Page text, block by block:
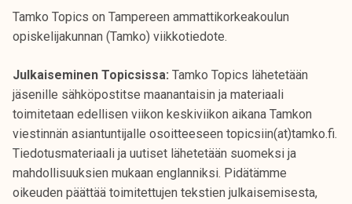
r
n
a
m
m
a
Tamko Topics on Tampereen ammattikorkeakoulun
opiskelijakunnan (Tamko) viikkotiedote.
Julkaiseminen Topicsissa: Tamko Topics lähetetään
jäsenille sähköpostitse maanantaisin ja materiaali
toimitetaan edellisen viikon keskiviikon aikana Tamkon
viestinnän asiantuntijalle osoitteeseen topicsiin(at)tamko.fi.
Tiedotusmateriaali ja uutiset lähetetään suomeksi ja
mahdollisuuksien mukaan englanniksi. Pidätämme
oikeuden päättää toimitettujen tekstien julkaisemisesta,